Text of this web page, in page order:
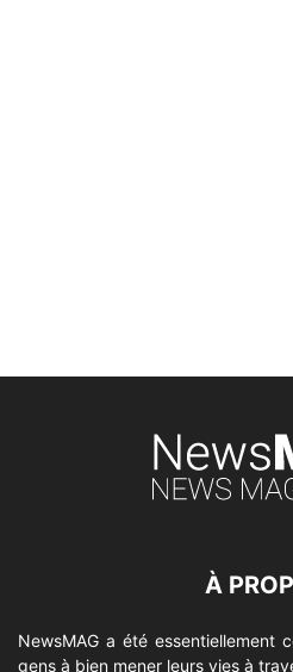
À
NewsMAG a été essentiellement
gens à bien mener leurs vies à